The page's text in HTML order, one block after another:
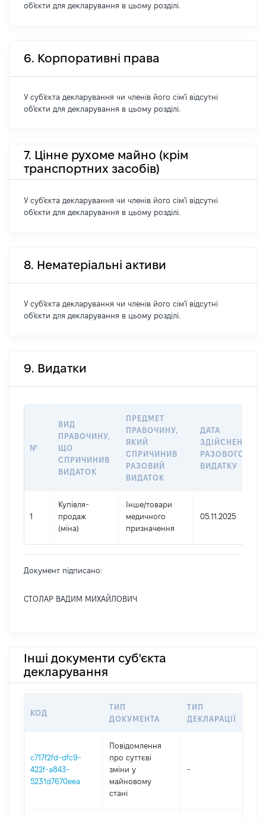
об'єкти для декларування в цьому розділі.
6. Корпоративні права
У суб'єкта декларування чи членів його сім'ї відсутні
об'єкти для декларування в цьому розділі.
7. Цінне рухоме майно (крім
транспортних засобів)
У суб'єкта декларування чи членів його сім'ї відсутні
об'єкти для декларування в цьому розділі.
8. Нематеріальні активи
У суб'єкта декларування чи членів його сім'ї відсутні
об'єкти для декларування в цьому розділі.
9. Видатки
№
ВИД
ПРАВОЧИНУ,
ЩО
СПРИЧИНИВ
ВИДАТОК
ПРЕДМЕТ
ПРАВОЧИНУ,
ЯКИЙ
СПРИЧИНИВ
РАЗОВИЙ
ВИДАТОК
ДАТА
ЗДІЙСНЕННЯ
РАЗОВОГО
ВИДАТКУ
1
Купівля-
продаж
(міна)
Інше/товари
медичного
призначення
05.11.2025
Документ підписано:
СТОЛАР ВАДИМ МИХАЙЛОВИЧ
Інші документи суб'єкта
декларування
КОД
ТИП
ДОКУМЕНТА
ТИП
ДЕКЛАРАЦІЇ
c717f2fd-dfc9-
422f-a843-
5231d7670eea
Повідомлення
про суттєві
зміни y
майновому
стані
-